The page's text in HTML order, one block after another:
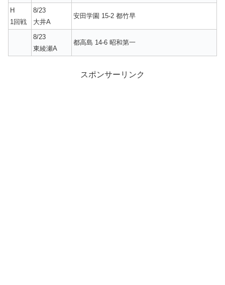
H
1回戦
8/23
大井A
安田学園 15-2 都竹早
8/23
東綾瀬A
都高島 14-6 昭和第一
スポンサーリンク